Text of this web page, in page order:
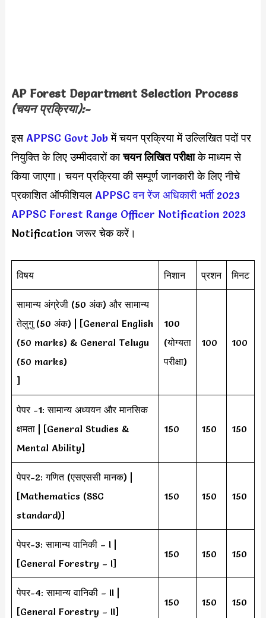
AP Forest Department Selection Process
(चयन प्रक्रिया):-
इस APPSC Govt Jobमें चयन प्रक्रिया में उल्लिखित पदों पर
नियुक्ति के लिए उम्मीदवारों काचयन लिखित परीक्षाके माध्यम से
किया जाएगा। चयन प्रक्रिया की सम्पूर्ण जानकारी के लिए नीचे
प्रकाशित ऑफीशियल APPSC वन रेंज अधिकारी भर्ती 2023
APPSC Forest Range Officer Notification 2023
Notification जरूर चेक करें।
विषय निशान प्रशन मिनट
सामान्य अंग्रेजी (50 अंक) और सामान्य
तेलुगु (50 अंक) | [General English
(50 marks) & General Telugu
(50 marks)
]
100
(योग्यता
परीक्षा)
100 100
पेपर -1: सामान्य अध्ययन और मानसिक
क्षमता | [General Studies &
Mental Ability]
150 150 150
पेपर-2: गणित (एसएससी मानक) |
[Mathematics (SSC
standard)]
150 150 150
पेपर-3: सामान्य वानिकी – I |
[General Forestry – I]
150 150 150
पेपर-4: सामान्य वानिकी – II |
[General Forestry – II]
150 150 150